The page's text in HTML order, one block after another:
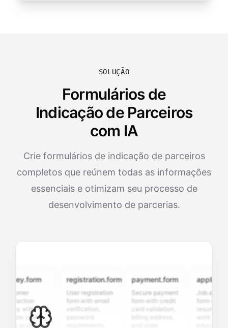
SOLUÇÃO
Formulários de
Indicação de Parceiros
com IA
Crie formulários de indicação de parceiros
completos que reúnem todas as informações
essenciais e otimizam seu processo de
desenvolvimento de parcerias.
with
choice,
registration.form
User registration
form with email
verification,
payment.form
Secure payment
form with credit
card validation,
Job application
form with
resume upload,